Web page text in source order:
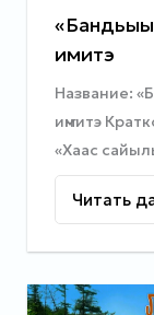
иҥмитэ
Название:
иҥмитэ
«Хаас
Читать